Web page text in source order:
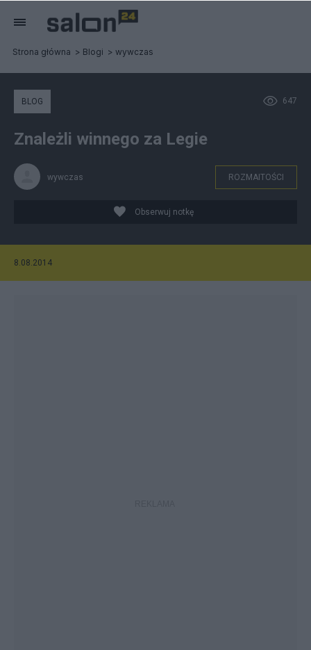
Strona główna Blogi wywczas
647
BLOG
Znależli winnego za Legie
wywczas ROZMAITOŚCI
Obserwuj notkę
8.08.2014